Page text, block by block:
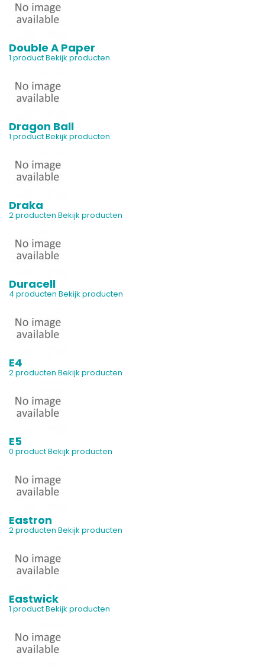
Double A Paper
1 productBekijk producten
Dragon Ball
1 productBekijk producten
Draka
2 producten Bekijk producten
Duracell
4 producten Bekijk producten
E4
2 producten Bekijk producten
E5
0 productBekijk producten
Eastron
2 producten Bekijk producten
Eastwick
1 productBekijk producten